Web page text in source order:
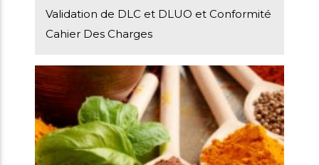
Validation de DLC et DLUO et Conformité
Cahier Des Charges